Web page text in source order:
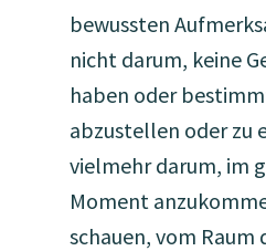
bewussten
nicht darum, keine
haben oder
abzustellen oder zu
vielmehr darum, im
Moment
schauen, vom